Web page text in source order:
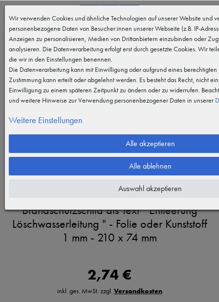
MENÜ 0
Vergrößern durch berühren
Brandschutzschild als Text " Entleerung
Löschwasserleitung " - Folie oder Kunststoff
1 mm - 210 x 74 mm
2,74 €
inkl. ges. MwSt. zzgl. Versandkosten
Wir verwenden Cookies und ähnliche Technologien auf unserer Website und
personenbezogene Daten von Besucher:innen unserer Webseite (z.B. IP-
Anzeigen zu personalisieren, Medien von Drittanbietern einzubinden oder
analysieren. Die Datenverarbeitung erfolgt erst durch gesetzte Cookies. Wir
die wir in den Einstellungen benennen.
Die Datenverarbeitung kann mit Einwilligung oder aufgrund eines berechtigten
Zustimmung kann erteilt oder abgelehnt werden. Es besteht das Recht, nicht
Einwilligung zu einem späteren Zeitpunkt zu ändern oder zu widerrufen.
und weitere Hinweise zur Verwendung personenbezogener Daten in unserer
Weitere Einstellungen
Alle akzeptieren
Alle ablehnen
Auswahl akzeptieren